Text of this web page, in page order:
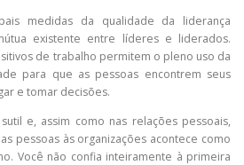
medidas da qualidade da liderança
existente entre líderes e liderados.
de trabalho permitem o pleno uso da
para que as pessoas encontrem seus
e tomar decisões.
e, assim como nas relações pessoais,
pessoas às organizações acontece como
Você não confia inteiramente à primeira